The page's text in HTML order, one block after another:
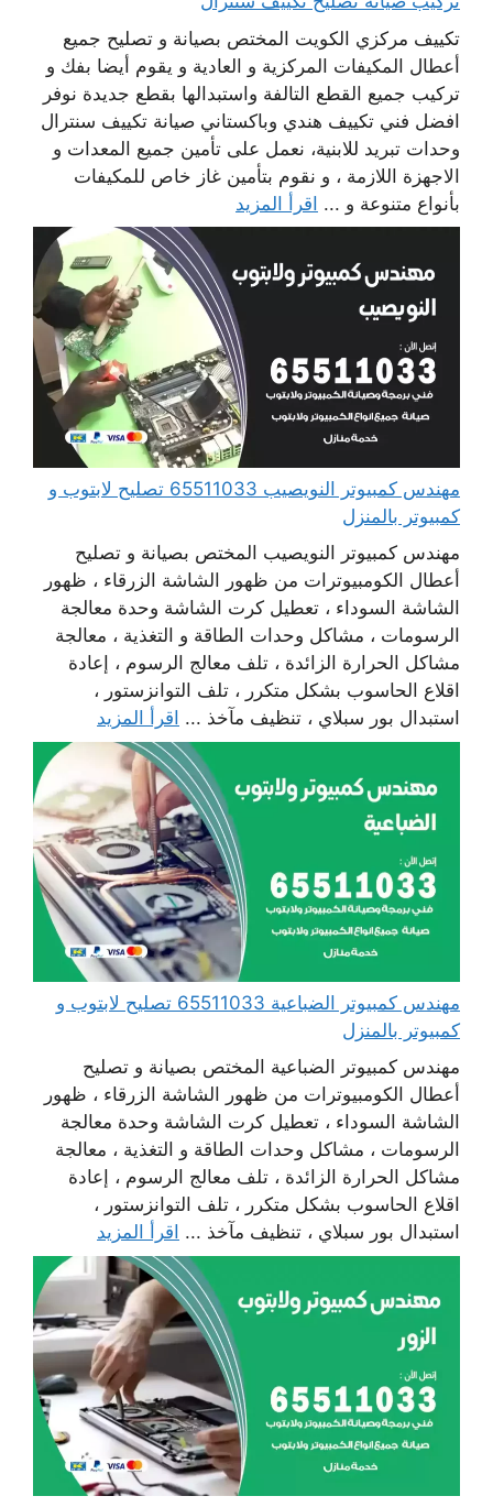
تكييف مركزي الكويت المختص بصيانة و تصليح جميع
أعطال المكيفات المركزية و العادية و يقوم أيضا بفك و
تركيب جميع القطع التالفة واستبدالها بقطع جديدة نوفر
افضل فني تكييف هندي وباكستاني صيانة تكييف سنترال
وحدات تبريد للابنية، نعمل على تأمين جميع المعدات و
الاجهزة اللازمة ، و نقوم بتأمين غاز خاص للمكيفات
بأنواع متنوعة و ... اقرأ المزيد
مهندس كمبيوتر النويصيب 65511033 تصليح لابتوب و
كمبيوتر بالمنزل
مهندس كمبيوتر النويصيب المختص بصيانة و تصليح
أعطال الكومبيوترات من ظهور الشاشة الزرقاء ، ظهور
الشاشة السوداء ، تعطيل كرت الشاشة وحدة معالجة
الرسومات ، مشاكل وحدات الطاقة و التغذية ، معالجة
مشاكل الحرارة الزائدة ، تلف معالج الرسوم ، إعادة
اقلاع الحاسوب بشكل متكرر ، تلف التوانزستور ،
استبدال بور سبلاي ، تنظيف مآخذ ... اقرأ المزيد
مهندس كمبيوتر الضباعية 65511033 تصليح لابتوب و
كمبيوتر بالمنزل
مهندس كمبيوتر الضباعية المختص بصيانة و تصليح
أعطال الكومبيوترات من ظهور الشاشة الزرقاء ، ظهور
الشاشة السوداء ، تعطيل كرت الشاشة وحدة معالجة
الرسومات ، مشاكل وحدات الطاقة و التغذية ، معالجة
مشاكل الحرارة الزائدة ، تلف معالج الرسوم ، إعادة
اقلاع الحاسوب بشكل متكرر ، تلف التوانزستور ،
استبدال بور سبلاي ، تنظيف مآخذ ... اقرأ المزيد